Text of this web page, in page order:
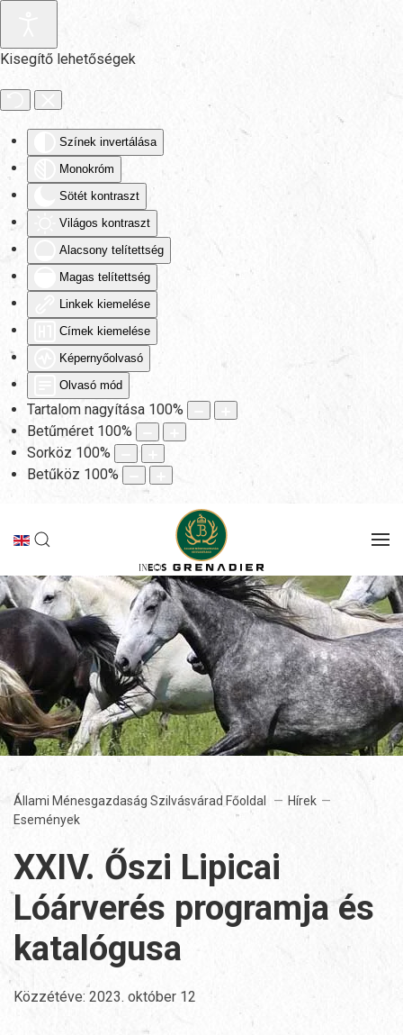
Kisegítő lehetőségek
Színek invertálása
Monokróm
Sötét kontraszt
Világos kontraszt
Alacsony telítettség
Magas telítettség
Linkek kiemelése
Címek kiemelése
Képernyőolvasó
Olvasó mód
Tartalom nagyítása 100%
Betűméret 100%
Sorköz 100%
Betűköz 100%
Fő tartalom átugrása
Állami Ménesgazdaság Szilvásvárad Főoldal
Hírek
Események
XXIV. Őszi Lipicai
Lóárverés programja és
katalógusa
Közzétéve: 2023. október 12